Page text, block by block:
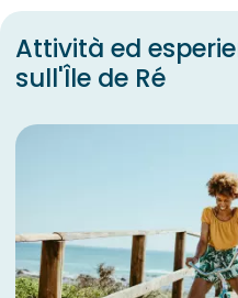
Attività ed
sull'Île de Ré